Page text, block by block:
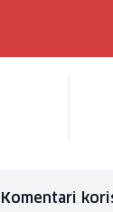
Komentari